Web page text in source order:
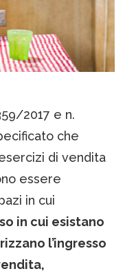
2017 e n.
che
di vendita
essere
in cui
in cui esistano
l’ingresso